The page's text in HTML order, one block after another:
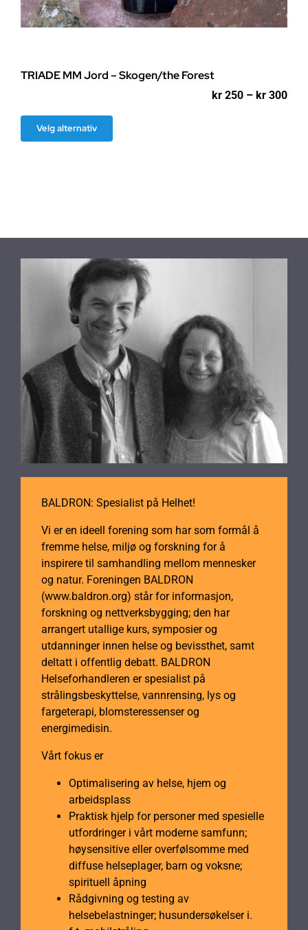
TRIADE MM Jord – Skogen/the Forest
kr 250 – kr 300
Velg alternativ
produktet
kan
på
produktsiden
BALDRON: Spesialist på Helhet!
Vi er en ideell forening som har som formål å
fremme helse, miljø og forskning for å
inspirere til samhandling mellom mennesker
og natur. Foreningen BALDRON
(www.baldron.org) står for informasjon,
forskning og nettverksbygging; den har
arrangert utallige kurs, symposier og
utdanninger innen helse og bevissthet, samt
deltatt i offentlig debatt. BALDRON
Helseforhandleren er spesialist på
strålingsbeskyttelse, vannrensing, lys og
fargeterapi, blomsteressenser og
energimedisin.
Vårt fokus er
Optimalisering av helse, hjem og
arbeidsplass
Praktisk hjelp for personer med spesielle
utfordringer i vårt moderne samfunn;
høysensitive eller overfølsomme med
diffuse helseplager, barn og voksne;
spirituell åpning
Rådgivning og testing av
helsebelastninger; husundersøkelser i.